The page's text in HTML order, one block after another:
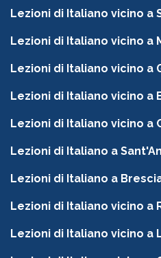
Lezioni di Italiano vicino a
Lezioni di Italiano vicino a
Lezioni di Italiano vicino a
Lezioni di Italiano vicino a
Lezioni di Italiano vicino a
Lezioni di Italiano a
Lezioni di Italiano a
Lezioni di Italiano vicino a
Lezioni di Italiano vicino a